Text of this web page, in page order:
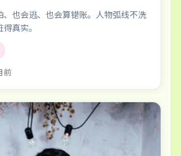
、也会逃、也会算错账。人物弧线不洗
真实。
前